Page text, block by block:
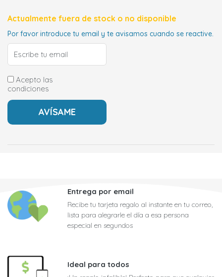
Actualmente fuera de stock o no disponible
Por favor introduce tu email y te avisamos cuando se reactive.
Acepto las
condiciones
Entrega por email
Recibe tu tarjeta regalo al instante en tu correo,
lista para alegrarle el día a esa persona
especial en segundos
Ideal para todos